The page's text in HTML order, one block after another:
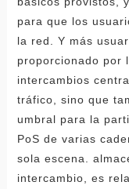
para que los
la red. Y más
proporcionado por
intercambios
tráfico, sino que
umbral para la
PoS de varias
sola escena.
intercambio, es